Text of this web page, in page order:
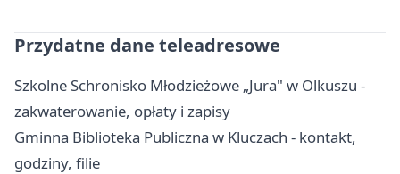
Przydatne dane teleadresowe
Szkolne Schronisko Młodzieżowe „Jura" w Olkuszu -
zakwaterowanie, opłaty i zapisy
Gminna Biblioteka Publiczna w Kluczach - kontakt,
godziny, filie